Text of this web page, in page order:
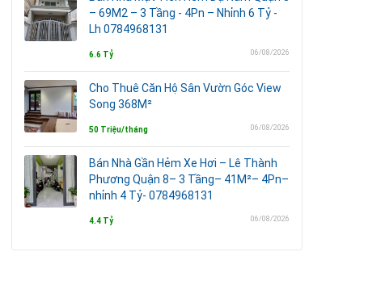
– 69M2 – 3 Tầng - 4Pn – Nhỉnh 6 Tỷ -
Lh 0784968131
6.6 Tỷ 06/08/2026
Cho Thuê Căn Hộ Sân Vườn Góc View
Song 368M²
50 Triệu/tháng 06/08/2026
Bán Nhà Gần Hẻm Xe Hơi – Lê Thành
Phương Quận 8– 3 Tầng– 41M²– 4Pn–
nhỉnh 4 Tỷ- 0784968131
4.4 Tỷ 06/08/2026